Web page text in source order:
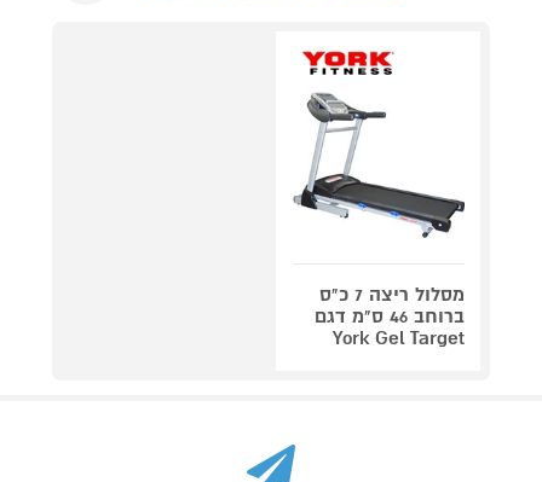
מסלול ריצה 7 כ"ס
ברוחב 46 ס"מ דגם
York Gel Target